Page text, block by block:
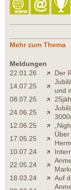
Mehr zum Thema
Meldungen
22.01.26
Der
14.07.25
und
08.07.25
24.06.25
12.06.25
17.05.25
10.07.24
22.05.24
18.03.24
Auf